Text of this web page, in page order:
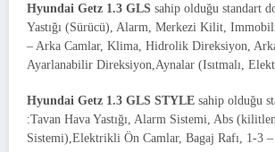
Hyundai Getz 1.3 GLS sahip olduğu standart
Yastığı (Sürücü), Alarm, Merkezi Kilit,
– Arka Camlar, Klima, Hidrolik Direksiyon,
Ayarlanabilir Direksiyon,Aynalar (Isıtmalı,
Hyundai Getz 1.3 GLS STYLE sahip olduğu
:Tavan Hava Yastığı, Alarm Sistemi, Abs
Sistemi),Elektrikli Ön Camlar, Bagaj Rafı, 1-3